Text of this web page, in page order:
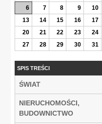
6
7 8 9 10
13
14 15 16 17
20
21 22 23 24
27
28 29 30 31
SPIS TREŚCI
ŚWIAT
NIERUCHOMOŚCI,
BUDOWNICTWO